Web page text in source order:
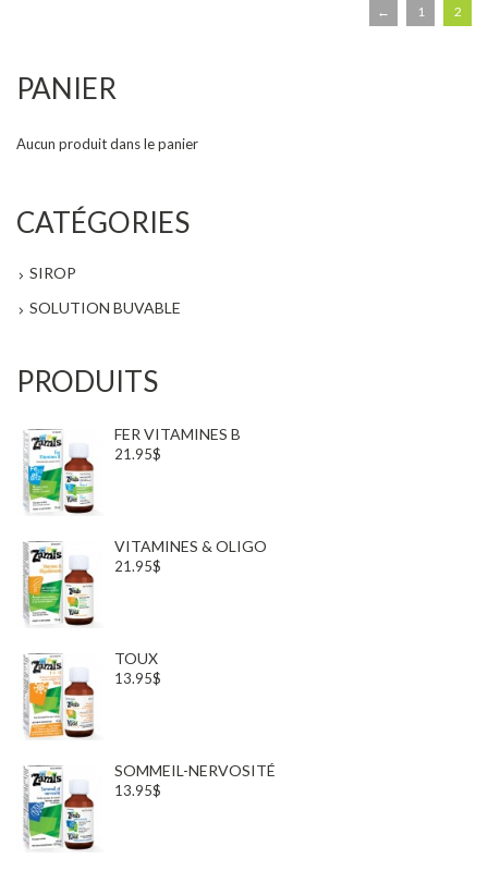
← 1 2
PANIER
Aucun produit dans le panier
CATÉGORIES
SIROP
SOLUTION BUVABLE
PRODUITS
FER VITAMINES B
21.95$
VITAMINES & OLIGO
21.95$
TOUX
13.95$
SOMMEIL-NERVOSITÉ
13.95$